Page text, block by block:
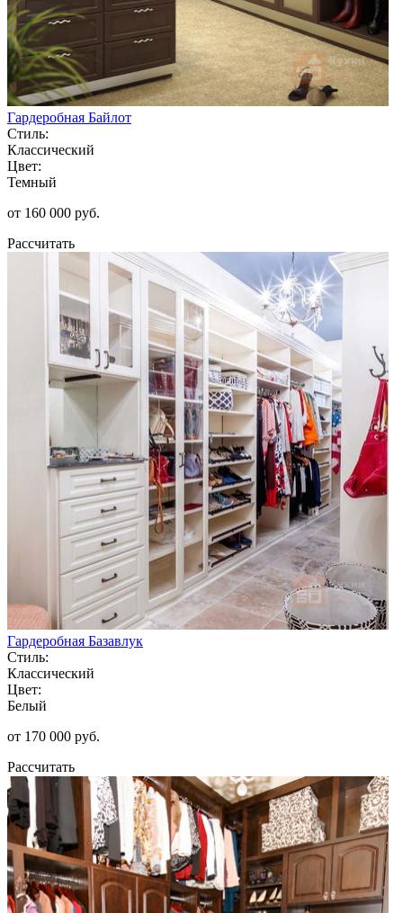
Гардеробная Байлот
Стиль:
Классический
Цвет:
Темный
от 160 000 руб.
Рассчитать
Гардеробная Базавлук
Стиль:
Классический
Цвет:
Белый
от 170 000 руб.
Рассчитать